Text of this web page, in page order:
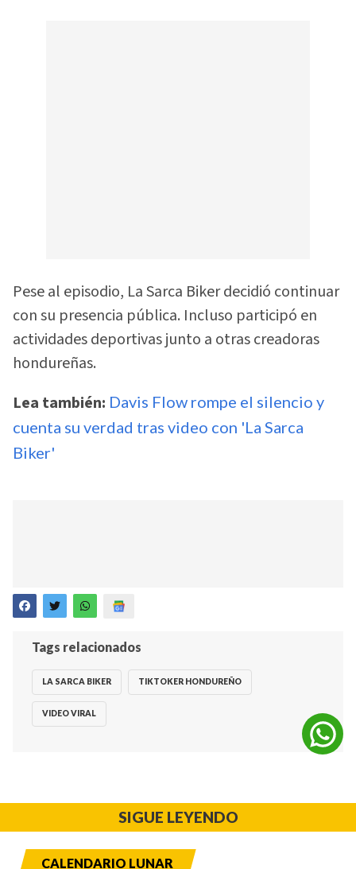
Pese al episodio, La Sarca Biker decidió continuar
con su presencia pública. Incluso participó en
actividades deportivas junto a otras creadoras
hondureñas.
Lea también: Davis Flow rompe el silencio y
cuenta su verdad tras video con 'La Sarca
Biker'
Tags relacionados
LA SARCA BIKER TIKTOKER HONDUREÑO
VIDEO VIRAL
SIGUE LEYENDO
CALENDARIO LUNAR